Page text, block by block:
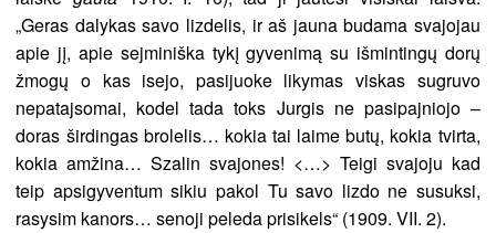
„Geras dalykas savo lizdelis, ir aš jauna budama svajojau
apie jį, apie sejminiška tykį gyvenimą su išmintingų dorų
žmogų o kas isejo, pasijuoke likymas viskas sugruvo
nepatajsomai, kodel tada toks Jurgis ne pasipajniojo –
doras širdingas brolelis… kokia tai laime butų, kokia tvirta,
kokia amžina… Szalin svajones! <…> Teigi svajoju kad
teip apsigyventum sikiu pakol Tu savo lizdo ne susuksi,
rasysim kanors… senoji peleda prisikels“ (1909. VII. 2).